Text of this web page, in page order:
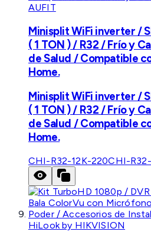
AUFIT
Minisplit WiFi inverter /
( 1 TON ) / R32 / Frío y
de Salud / Compatible
Home.
Minisplit WiFi inverter /
( 1 TON ) / R32 / Frío y
de Salud / Compatible
Home.
CHI-R32-12K-220CHI-
HiLook by HIKVISION